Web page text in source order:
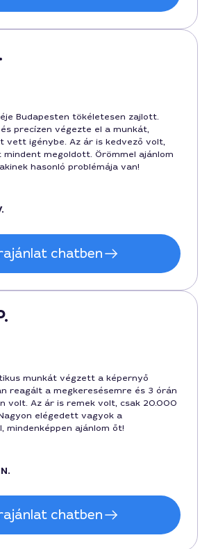
Budapesten tökéletesen zajlott.
precízen végezte el a munkát,
vett igénybe. Az ár is kedvező volt,
megoldott. Örömmel ajánlom
hasonló problémája van!
chatben
munkát végzett a képernyő
reagált a megkeresésemre és 3 órán
volt. Az ár is remek volt, csak 20.000
elégedett vagyok a
mindenképpen ajánlom őt!
chatben